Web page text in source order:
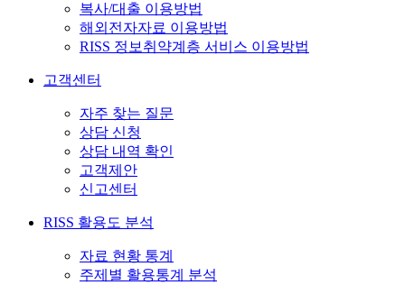
복사/대출 이용방법
해외전자자료 이용방법
RISS 정보취약계층 서비스 이용방법
고객센터
자주 찾는 질문
상담 신청
상담 내역 확인
고객제안
신고센터
RISS 활용도 분석
자료 현황 통계
주제별 활용통계 분석